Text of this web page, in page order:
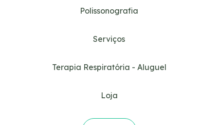
Polissonografia
Serviços
Terapia Respiratória - Aluguel
Loja